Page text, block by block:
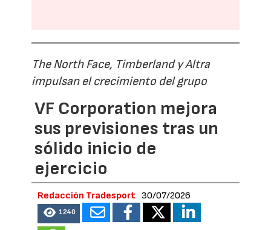
The North Face, Timberland y Altra
impulsan el crecimiento del grupo
VF Corporation mejora
sus previsiones tras un
sólido inicio de
ejercicio
Redacción Tradesport 30/07/2026
1240